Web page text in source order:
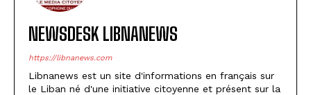
NEWSDESK LIBNANEWS
https://libnanews.com
Libnanews est un site d'informations en français sur
le Liban né d'une initiative citoyenne et présent sur la